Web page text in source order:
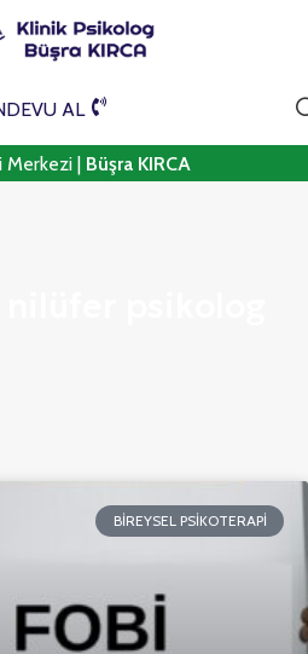
AL
Merkezi | Büşra KIRCA
BIREYSEL PSIKOTERAPI